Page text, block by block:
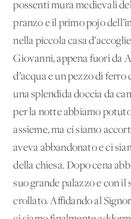
possenti mura medievali
pranzo e il primo pojo
nella piccola casa
Giovanni, appena fuori da
d’acqua e un pezzo di
una splendida doccia da
per la notte abbiamo
assieme, ma ci siamo
aveva abbandonato e ci
della chiesa. Dopo cena
suo grande palazzo e con il
crollato. Affidando al